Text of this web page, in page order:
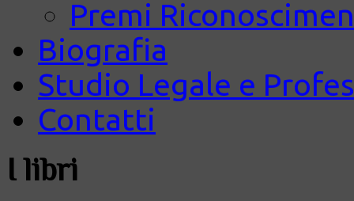
Premi
Biografia
Studio Legale e
Contatti
I libri